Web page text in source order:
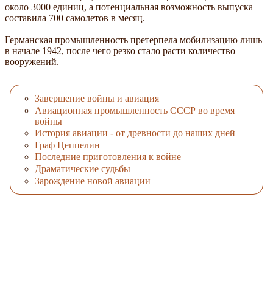
около 3000 единиц, а потенциальная возможность выпуска
составила 700 самолетов в месяц.
Германская промышленность претерпела мобилизацию лишь
в начале 1942, после чего резко стало расти количество
вооружений.
Завершение войны и авиация
Авиационная промышленность СССР во время
войны
История авиации - от древности до наших дней
Граф Цеппелин
Последние приготовления к войне
Драматические судьбы
Зарождение новой авиации